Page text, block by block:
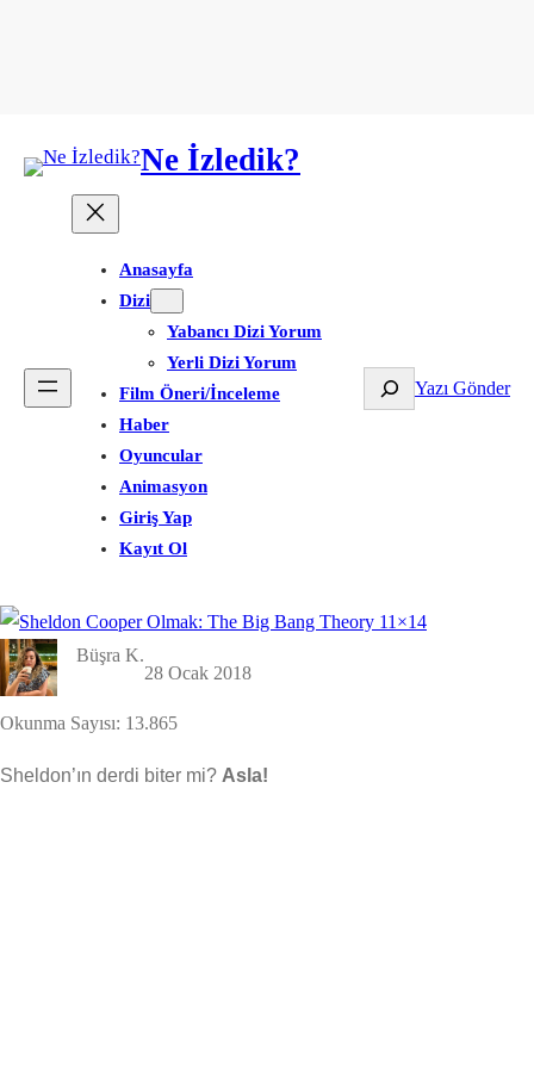
Ne İzledik?
Anasayfa
Dizi
Yabancı Dizi Yorum
Yerli Dizi Yorum
Film Öneri/İnceleme
Haber
Oyuncular
Animasyon
Giriş Yap
Kayıt Ol
Ara Yazı Gönder
Büşra K.
28 Ocak 2018
Okunma Sayısı: 13.865
Sheldon’ın derdi biter mi? Asla!